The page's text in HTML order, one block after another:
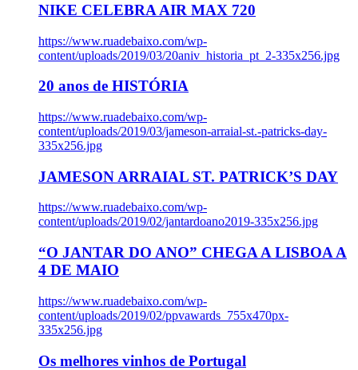
NIKE CELEBRA AIR MAX 720
https://www.ruadebaixo.com/wp-
content/uploads/2019/03/20aniv_historia_pt_2-335x256.jpg
20 anos de HISTÓRIA
https://www.ruadebaixo.com/wp-
content/uploads/2019/03/jameson-arraial-st.-patricks-day-
335x256.jpg
JAMESON ARRAIAL ST. PATRICK’S DAY
https://www.ruadebaixo.com/wp-
content/uploads/2019/02/jantardoano2019-335x256.jpg
“O JANTAR DO ANO” CHEGA A LISBOA A
4 DE MAIO
https://www.ruadebaixo.com/wp-
content/uploads/2019/02/ppvawards_755x470px-
335x256.jpg
Os melhores vinhos de Portugal